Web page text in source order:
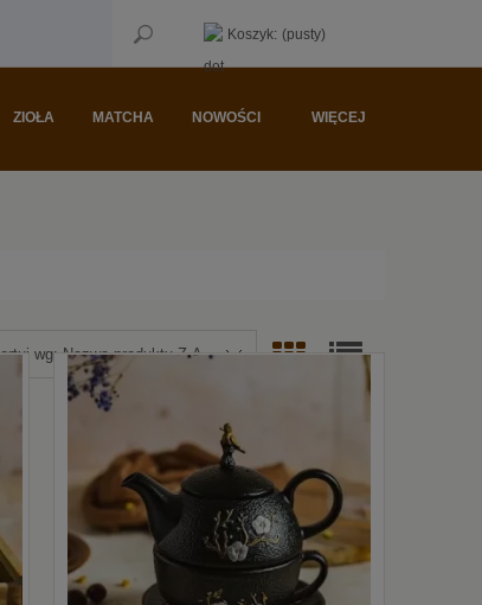
Koszyk: (pusty)
ZIOŁA MATCHA NOWOŚCI WIĘCEJ
wg: Nazwa produktu Z-A